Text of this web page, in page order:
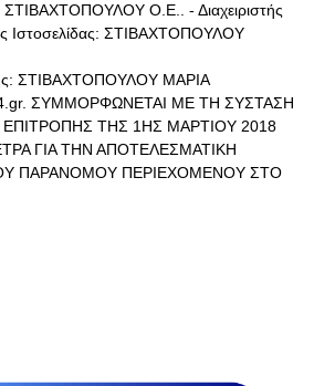
ΣΤΙΒΑΧΤΟΠΟΥΛΟΥ Ο.Ε.. - Διαχειριστής
Ιστοσελίδας: ΣΤΙΒΑΧΤΟΠΟΥΛΟΥ
ΣΤΙΒΑΧΤΟΠΟΥΛΟΥ ΜΑΡΙΑ
ΣΥΜΜΟΡΦΩΝΕΤΑΙ ΜΕ ΤΗ ΣΥΣΤΑΣΗ
ΕΠΙΤΡΟΠΗΣ ΤΗΣ 1ΗΣ ΜΑΡΤΙΟΥ 2018
ΓΙΑ ΤΗΝ ΑΠΟΤΕΛΕΣΜΑΤΙΚΗ
ΠΑΡΑΝΟΜΟΥ ΠΕΡΙΕΧΟΜΕΝΟΥ ΣΤΟ